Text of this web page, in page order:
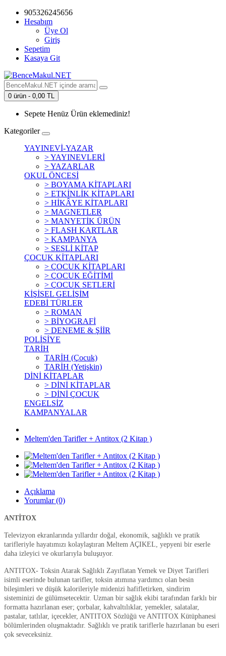
905326245656
Hesabım
Üye Ol
Giriş
Sepetim
Kasaya Git
0 ürün - 0,00 TL
Sepete Henüz Ürün eklemediniz!
Kategoriler
YAYINEVİ-YAZAR
> YAYINEVLERİ
> YAZARLAR
OKUL ÖNCESİ
> BOYAMA KİTAPLARI
> ETKİNLİK KİTAPLARI
> HİKÂYE KİTAPLARI
> MAGNETLER
> MANYETİK ÜRÜN
> FLASH KARTLAR
> KAMPANYA
> SESLİ KİTAP
ÇOCUK KİTAPLARI
> ÇOCUK KİTAPLARI
> ÇOCUK EĞİTİMİ
> ÇOCUK SETLERİ
KİŞİSEL GELİŞİM
EDEBİ TÜRLER
> ROMAN
> BİYOGRAFİ
> DENEME & ŞİİR
POLİSİYE
TARİH
TARİH (Çocuk)
TARİH (Yetişkin)
DİNİ KİTAPLAR
> DİNİ KİTAPLAR
> DİNİ ÇOCUK
ENGELSİZ
KAMPANYALAR
Meltem'den Tarifler + Antitox (2 Kitap )
Açıklama
Yorumlar (0)
ANTİTOX
Televizyon ekranlarında yıllardır doğal, ekonomik, sağlıklı ve pratik
tarifleriyle hayatımızı kolaylaştıran Meltem AÇIKEL, yepyeni bir eserle
daha izleyici ve okurlarıyla buluşuyor.
ANTITOX- Toksin Atarak Sağlıklı Zayıflatan Yemek ve Diyet Tarifleri
isimli eserinde bulunan tarifler, toksin atımına yardımcı olan besin
bileşimleri ve düşük kalorileriyle midenizi hafifletirken, sindirim
sisteminizi de gülümsetecektir. Uzman bir sağlık ekibi tarafından farklı bir
formatta hazırlanan eser; çorbalar, kahvaltılıklar, yemekler, salatalar,
pastalar, tatlılar, içecekler, ANTITOX Sözlüğü ve ANTITOX Kütüphanesi
bölümlerinden oluşmaktadır. Sağlıklı ve pratik tariflerle hazırlanan bu eseri
çok seveceksiniz.